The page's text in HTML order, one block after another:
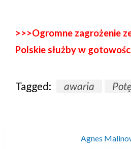
>>>Ogromne zagrożenie
Polskie służby w
Tagged: awaria
Agnes